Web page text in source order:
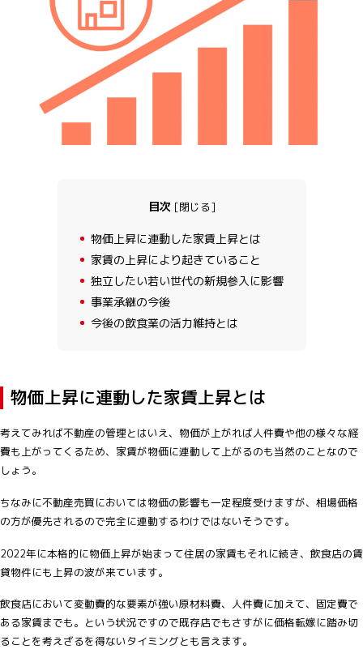
目次 [閉じる]
1 物価上昇に連動した家賃上昇とは
2 家賃の上昇により起きていること
3 独立したい若い世代の新規参入に影響
4 事業承継の今後
5 今後の飲食業の活力維持とは
物価上昇に連動した家賃上昇とは
考えてみれば不動産の管理とはいえ、物価が上がれば人件費や他の様々な経
費も上がってくるため、家賃が物価に連動して上がるのも当然のことなので
しょう。
ちなみに不動産売買においては物価の影響も一定程度受けますが、相場価格
の方が優先されるので完全に連動するわけではないそうです。
2022年に本格的に物価上昇が始まって住居の家賃もそれに続き、飲食店の賃
貸物件にも上昇の波が来ています。
飲食店において変動費的な要素が強い原材料費、人件費に加えて、固定費で
ある家賃までも。という状況ですので既存店でもさすがに価格転嫁に踏み切
ることを考えざるを得ないタイミングとも言えます。